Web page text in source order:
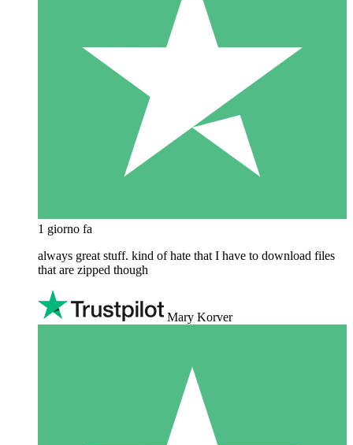
1 giorno fa
always great stuff. kind of hate that I have to download files
that are zipped though
Mary Korver